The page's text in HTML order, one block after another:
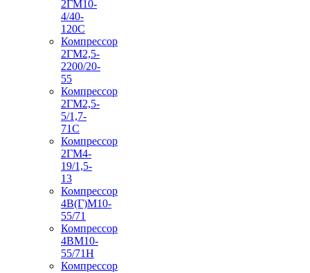
2ГМ10-
4/40-
120С
Компрессор
2ГМ2,5-
2200/20-
55
Компрессор
2ГМ2,5-
5/1,7-
71С
Компрессор
2ГМ4-
19/1,5-
13
Компрессор
4В(Г)М10-
55/71
Компрессор
4ВМ10-
55/71Н
Компрессор